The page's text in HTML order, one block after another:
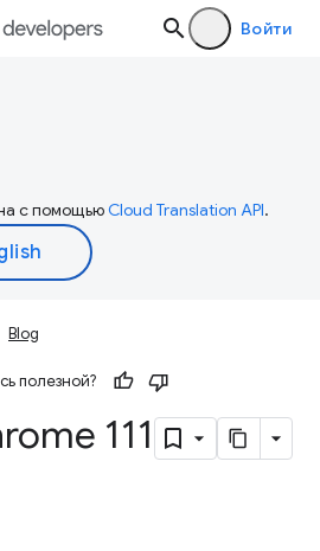
Войти
с помощьюCloud Translation API.
Blog
полезной?
111